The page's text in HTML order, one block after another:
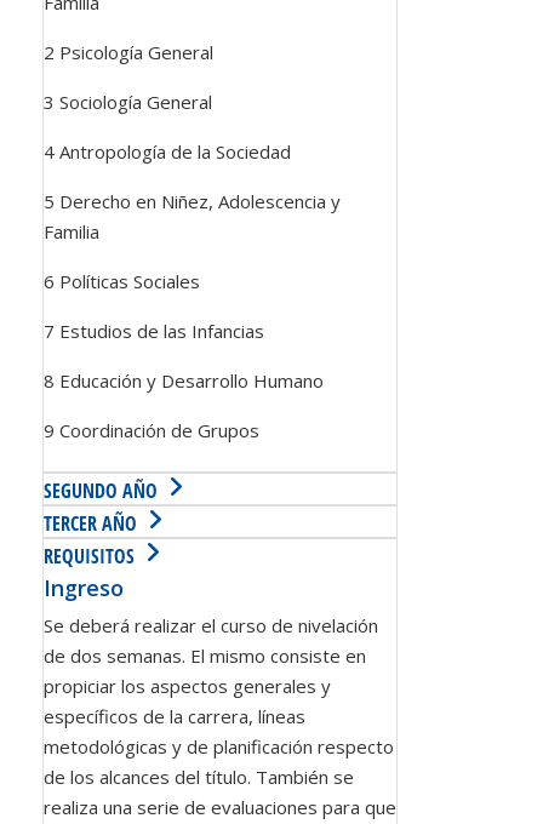
2 Psicología General
3 Sociología General
4 Antropología de la Sociedad
5 Derecho en Niñez, Adolescencia y
Familia
6 Políticas Sociales
7 Estudios de las Infancias
8 Educación y Desarrollo Humano
9 Coordinación de Grupos
SEGUNDO AÑO
TERCER AÑO
REQUISITOS
Ingreso
Se deberá realizar el curso de nivelación
de dos semanas. El mismo consiste en
propiciar los aspectos generales y
específicos de la carrera, líneas
metodológicas y de planificación respecto
de los alcances del título. También se
realiza una serie de evaluaciones para que